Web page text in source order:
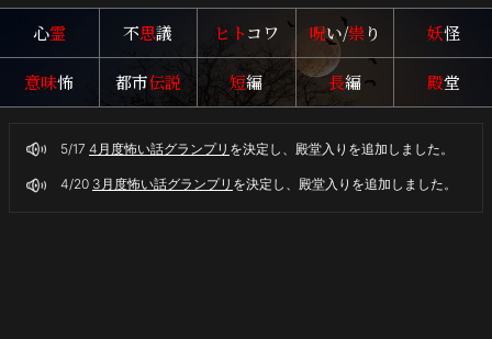
心霊 不思議 ヒトコワ 呪い/祟り 妖怪
意味怖 都市伝説 短編 長編 殿堂
5/17 4月度怖い話グランプリ を決定し、殿堂入りを追加しました。
4/20 3月度怖い話グランプリ を決定し、殿堂入りを追加しました。